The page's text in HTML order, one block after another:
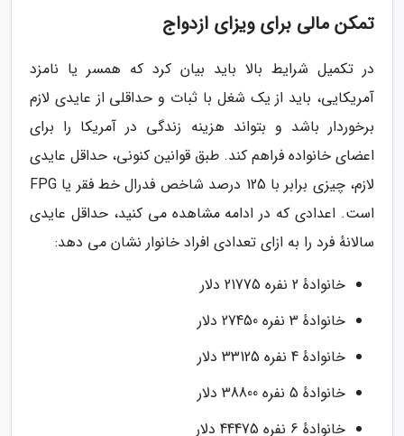
تمکن مالی برای ویزای ازدواج
در تکمیل شرایط بالا باید بیان کرد که همسر یا نامزد
آمریکایی، باید از یک شغل با ثبات و حداقلی از عایدی لازم
برخوردار باشد و بتواند هزینه زندگی در آمریکا را برای
اعضای خانواده فراهم کند. طبق قوانین کنونی، حداقل عایدی
لازم، چیزی برابر با 125 درصد شاخص فدرال خط فقر یا FPG
است. اعدادی که در ادامه مشاهده می کنید، حداقل عایدی
سالانهٔ فرد را به ازای تعدادی افراد خانوار نشان می دهد:
خانوادهٔ 2 نفره 21775 دلار
خانوادهٔ 3 نفره 27450 دلار
خانوادهٔ 4 نفره 33125 دلار
خانوادهٔ 5 نفره 38800 دلار
خانوادهٔ 6 نفره 44475 دلار